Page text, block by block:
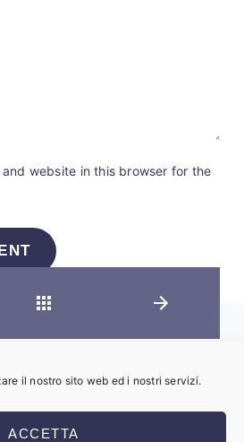
il nostro sito web ed i nostri servizi.
ACCETTA
and website in this browser for the
Back
Maurizio Vitagliano